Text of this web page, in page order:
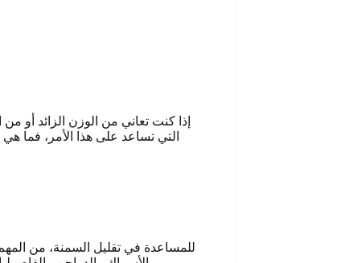
إذا كنت تعاني من الوزن الزائد أو
التي تساعد على هذا الأمر، فما
للمساعدة في تقليل السمنة، من المهم